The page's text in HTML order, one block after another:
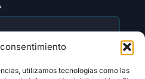
utilizamos tecnologías como las